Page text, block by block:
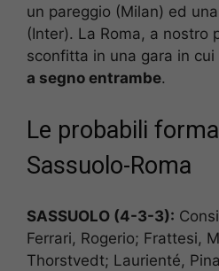
un pareggio (Milan) ed
(Inter). La Roma, a nostro
sconfitta in una gara in cui
a segno entrambe.
Le probabili
Sassuolo-Roma
SASSUOLO (4-3-3):
Ferrari, Rogerio; Frattesi,
Thorstvedt; Laurienté,